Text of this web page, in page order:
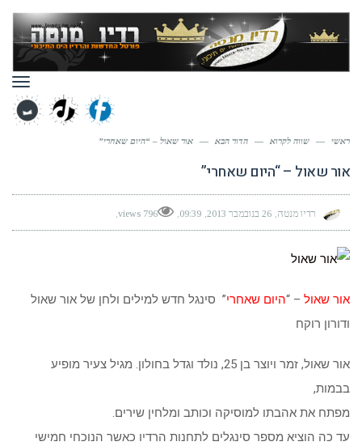
ראשי — שווה לקרוא — הדור הבא — אור שאול – “היום שאחרי”
אור שאול – “היום שאחרי”
רדיו מנטה 26 בנובמבר 2013 09:39
796 views
אור שאול – “היום שאחרי” סינגל חדש למילים ולחן של אור שאול
ודורון רוקח
אור שאול, זמר ויוצר בן 25, נולד וגדל בחולון. מגיל צעיר מופיע
בבמות,
מפתח את אהבתו למוסיקה וכותב ומלחין שירים.
עד כה הוציא מספר סינגלים לתחנות הרדיו כאשר הנוכחי חמישי